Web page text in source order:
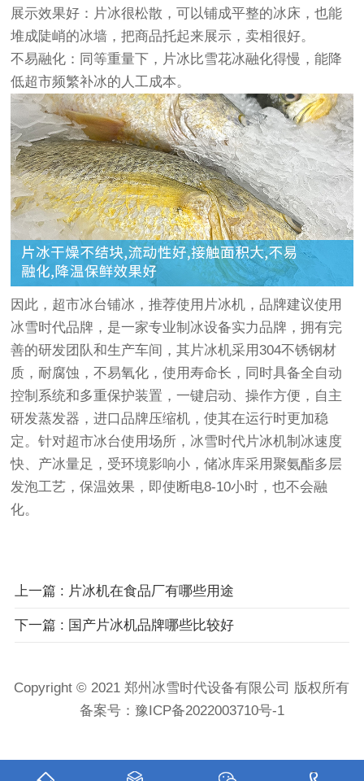
展示效果好：片冰很松散，可以铺成平整的冰床，也能
堆成陡峭的冰墙，把商品托起来展示，卖相很好。
不易融化：同等重量下，片冰比雪花冰融化得慢，能降
低超市频繁补冰的人工成本。
因此，超市冰台铺冰，推荐使用片冰机，品牌建议使用
冰雪时代品牌，是一家专业制冰设备实力品牌，拥有完
善的研发团队和生产车间，其片冰机采用304不锈钢材
质，耐腐蚀，不易氧化，使用寿命长，同时具备全自动
控制系统和多重保护装置，一键启动、操作方便，自主
研发蒸发器，进口品牌压缩机，使其在运行时更加稳
定。针对超市冰台使用场所，冰雪时代片冰机制冰速度
快、产冰量足，受环境影响小，储冰库采用聚氨酯多层
发泡工艺，保温效果，即使断电8-10小时，也不会融
化。
上一篇 : 片冰机在食品厂有哪些用途
下一篇 : 国产片冰机品牌哪些比较好
Copyright © 2021 郑州冰雪时代设备有限公司 版权所有
备案号： 豫ICP备2022003710号-1